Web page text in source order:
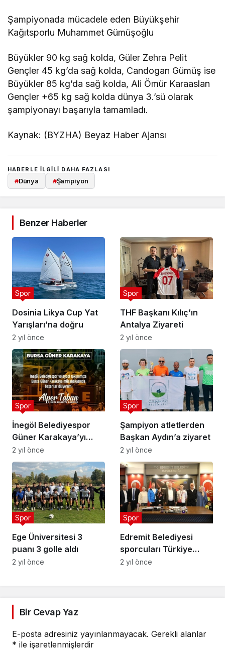
Şampiyonada mücadele eden Büyükşehir
Kağıtsporlu Muhammet Gümüşoğlu
Büyükler 90 kg sağ kolda, Güler Zehra Pelit
Gençler 45 kg’da sağ kolda, Candogan Gümüş ise
Büyükler 85 kg’da sağ kolda, Ali Ömür Karaaslan
Gençler +65 kg sağ kolda dünya 3.’sü olarak
şampiyonayı başarıyla tamamladı.
Kaynak: (BYZHA) Beyaz Haber Ajansı
HABERLE ILGILI DAHA FAZLASI
#Dünya #Şampiyon
Benzer Haberler
Dosinia Likya Cup Yat
Yarışları’na doğru
Spor
2 yıl önce
THF Başkanı Kılıç’ın
Antalya Ziyareti
Spor
2 yıl önce
İnegöl Belediyespor
Güner Karakaya’yı
Ağırlayacak
Spor
2 yıl önce
Şampiyon atletlerden
Başkan Aydın’a ziyaret
Spor
2 yıl önce
Ege Üniversitesi 3
puanı 3 golle aldı
Spor
2 yıl önce
Edremit Belediyesi
sporcuları Türkiye
şampiyonu oldu
Spor
2 yıl önce
Bir Cevap Yaz
E-posta adresiniz yayınlanmayacak. Gerekli alanlar
* ile işaretlenmişlerdir